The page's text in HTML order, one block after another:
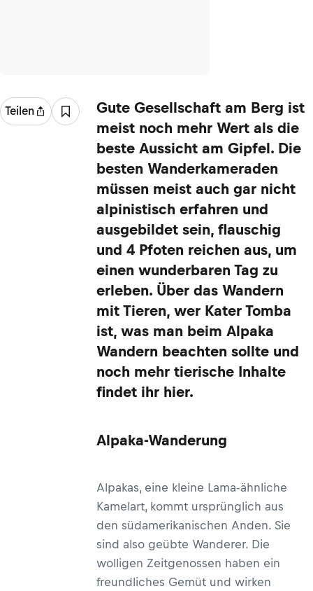
Teilen
Gute Gesellschaft am Berg ist
meist noch mehr Wert als die
beste Aussicht am Gipfel. Die
besten Wanderkameraden
müssen meist auch gar nicht
alpinistisch erfahren und
ausgebildet sein, flauschig
und 4 Pfoten reichen aus, um
einen wunderbaren Tag zu
erleben. Über das Wandern
mit Tieren, wer Kater Tomba
ist, was man beim Alpaka
Wandern beachten sollte und
noch mehr tierische Inhalte
findet ihr hier.
Alpaka-Wanderung
Alpakas, eine kleine Lama-ähnliche
Kamelart, kommt ursprünglich aus
den südamerikanischen Anden. Sie
sind also geübte Wanderer. Die
wolligen Zeitgenossen haben ein
freundliches Gemüt und wirken